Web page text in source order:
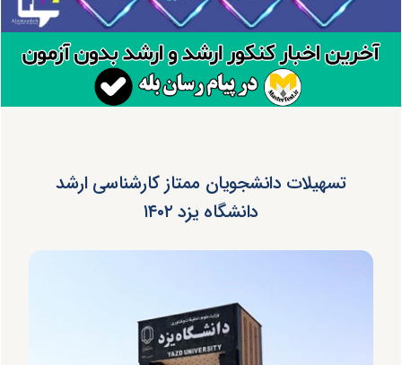
تسهیلات دانشجویان ممتاز کارشناسی ارشد
دانشگاه یزد ۱۴۰۲